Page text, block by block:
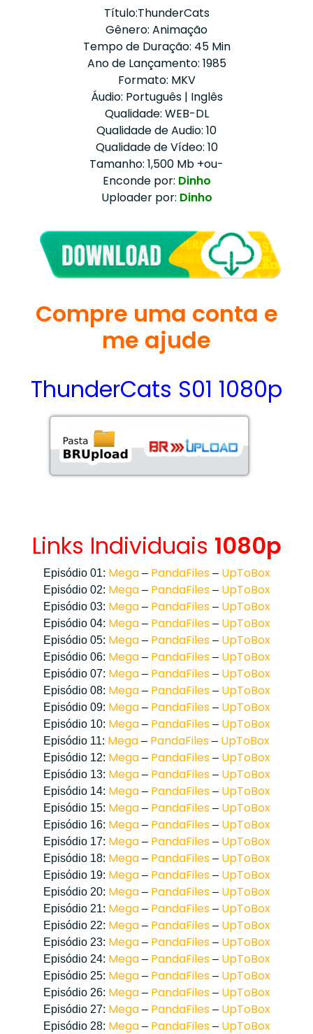
Título:ThunderCats
Gênero: Animação
Tempo de Duração: 45 Min
Ano de Lançamento: 1985
Formato: MKV
Áudio: Português | Inglês
Qualidade: WEB-DL
Qualidade de Audio: 10
Qualidade de Vídeo: 10
Tamanho: 1,500 Mb +ou-
Enconde por: Dinho
Uploader por: Dinho
Compre uma conta e
me ajude
ThunderCats S01 1080p
Links Individuais 1080p
Episódio 01: Mega– PandaFiles– UpToBox
Episódio 02: Mega– PandaFiles– UpToBox
Episódio 03: Mega– PandaFiles– UpToBox
Episódio 04: Mega– PandaFiles– UpToBox
Episódio 05: Mega– PandaFiles– UpToBox
Episódio 06: Mega– PandaFiles– UpToBox
Episódio 07: Mega– PandaFiles– UpToBox
Episódio 08: Mega– PandaFiles– UpToBox
Episódio 09: Mega– PandaFiles– UpToBox
Episódio 10: Mega– PandaFiles– UpToBox
Episódio 11: Mega – PandaFiles – UpToBox
Episódio 12: Mega– PandaFiles– UpToBox
Episódio 13: Mega– PandaFiles– UpToBox
Episódio 14: Mega– PandaFiles– UpToBox
Episódio 15: Mega– PandaFiles– UpToBox
Episódio 16: Mega– PandaFiles– UpToBox
Episódio 17: Mega– PandaFiles– UpToBox
Episódio 18: Mega– PandaFiles– UpToBox
Episódio 19: Mega– PandaFiles– UpToBox
Episódio 20: Mega– PandaFiles– UpToBox
Episódio 21: Mega– PandaFiles– UpToBox
Episódio 22: Mega– PandaFiles– UpToBox
Episódio 23: Mega– PandaFiles– UpToBox
Episódio 24: Mega– PandaFiles– UpToBox
Episódio 25: Mega– PandaFiles– UpToBox
Episódio 26: Mega– PandaFiles– UpToBox
Episódio 27: Mega– PandaFiles– UpToBox
Episódio 28: Mega– PandaFiles– UpToBox